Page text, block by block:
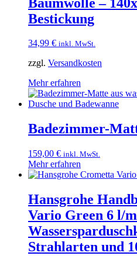
Bestickung
34,99 € inkl. MwSt.
zzgl. Versandkosten
Mehr erfahren
Badezimmer-
159,00 € inkl. MwSt.
Mehr erfahren
Hansgrohe
Vario Green 6 l/
Strahlarten und